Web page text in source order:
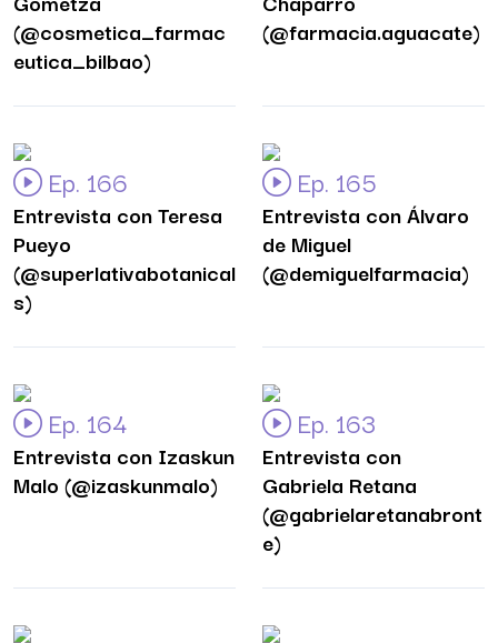
(@cosmetica_farmac
eutica_bilbao)
(@farmacia.aguacate)
Ep. 166
Entrevista con Teresa
Pueyo
(@superlativabotanical
s)
Ep. 165
Entrevista con Álvaro
de Miguel
(@demiguelfarmacia)
Ep. 164
Entrevista con Izaskun
Malo (@izaskunmalo)
Ep. 163
Entrevista con
Gabriela Retana
(@gabrielaretanabront
e)